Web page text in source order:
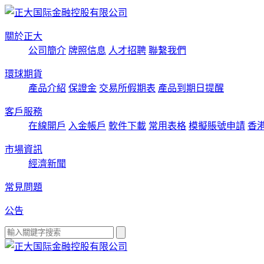
關於正大
公司簡介 牌照信息 人才招聘 聯繫我們
環球期貨
產品介紹 保證金 交易所假期表 產品到期日提醒
客戶服務
在線開戶 入金帳戶 軟件下載 常用表格 模擬賬號申請 香
市場資訊
經濟新聞
常見問題
公告